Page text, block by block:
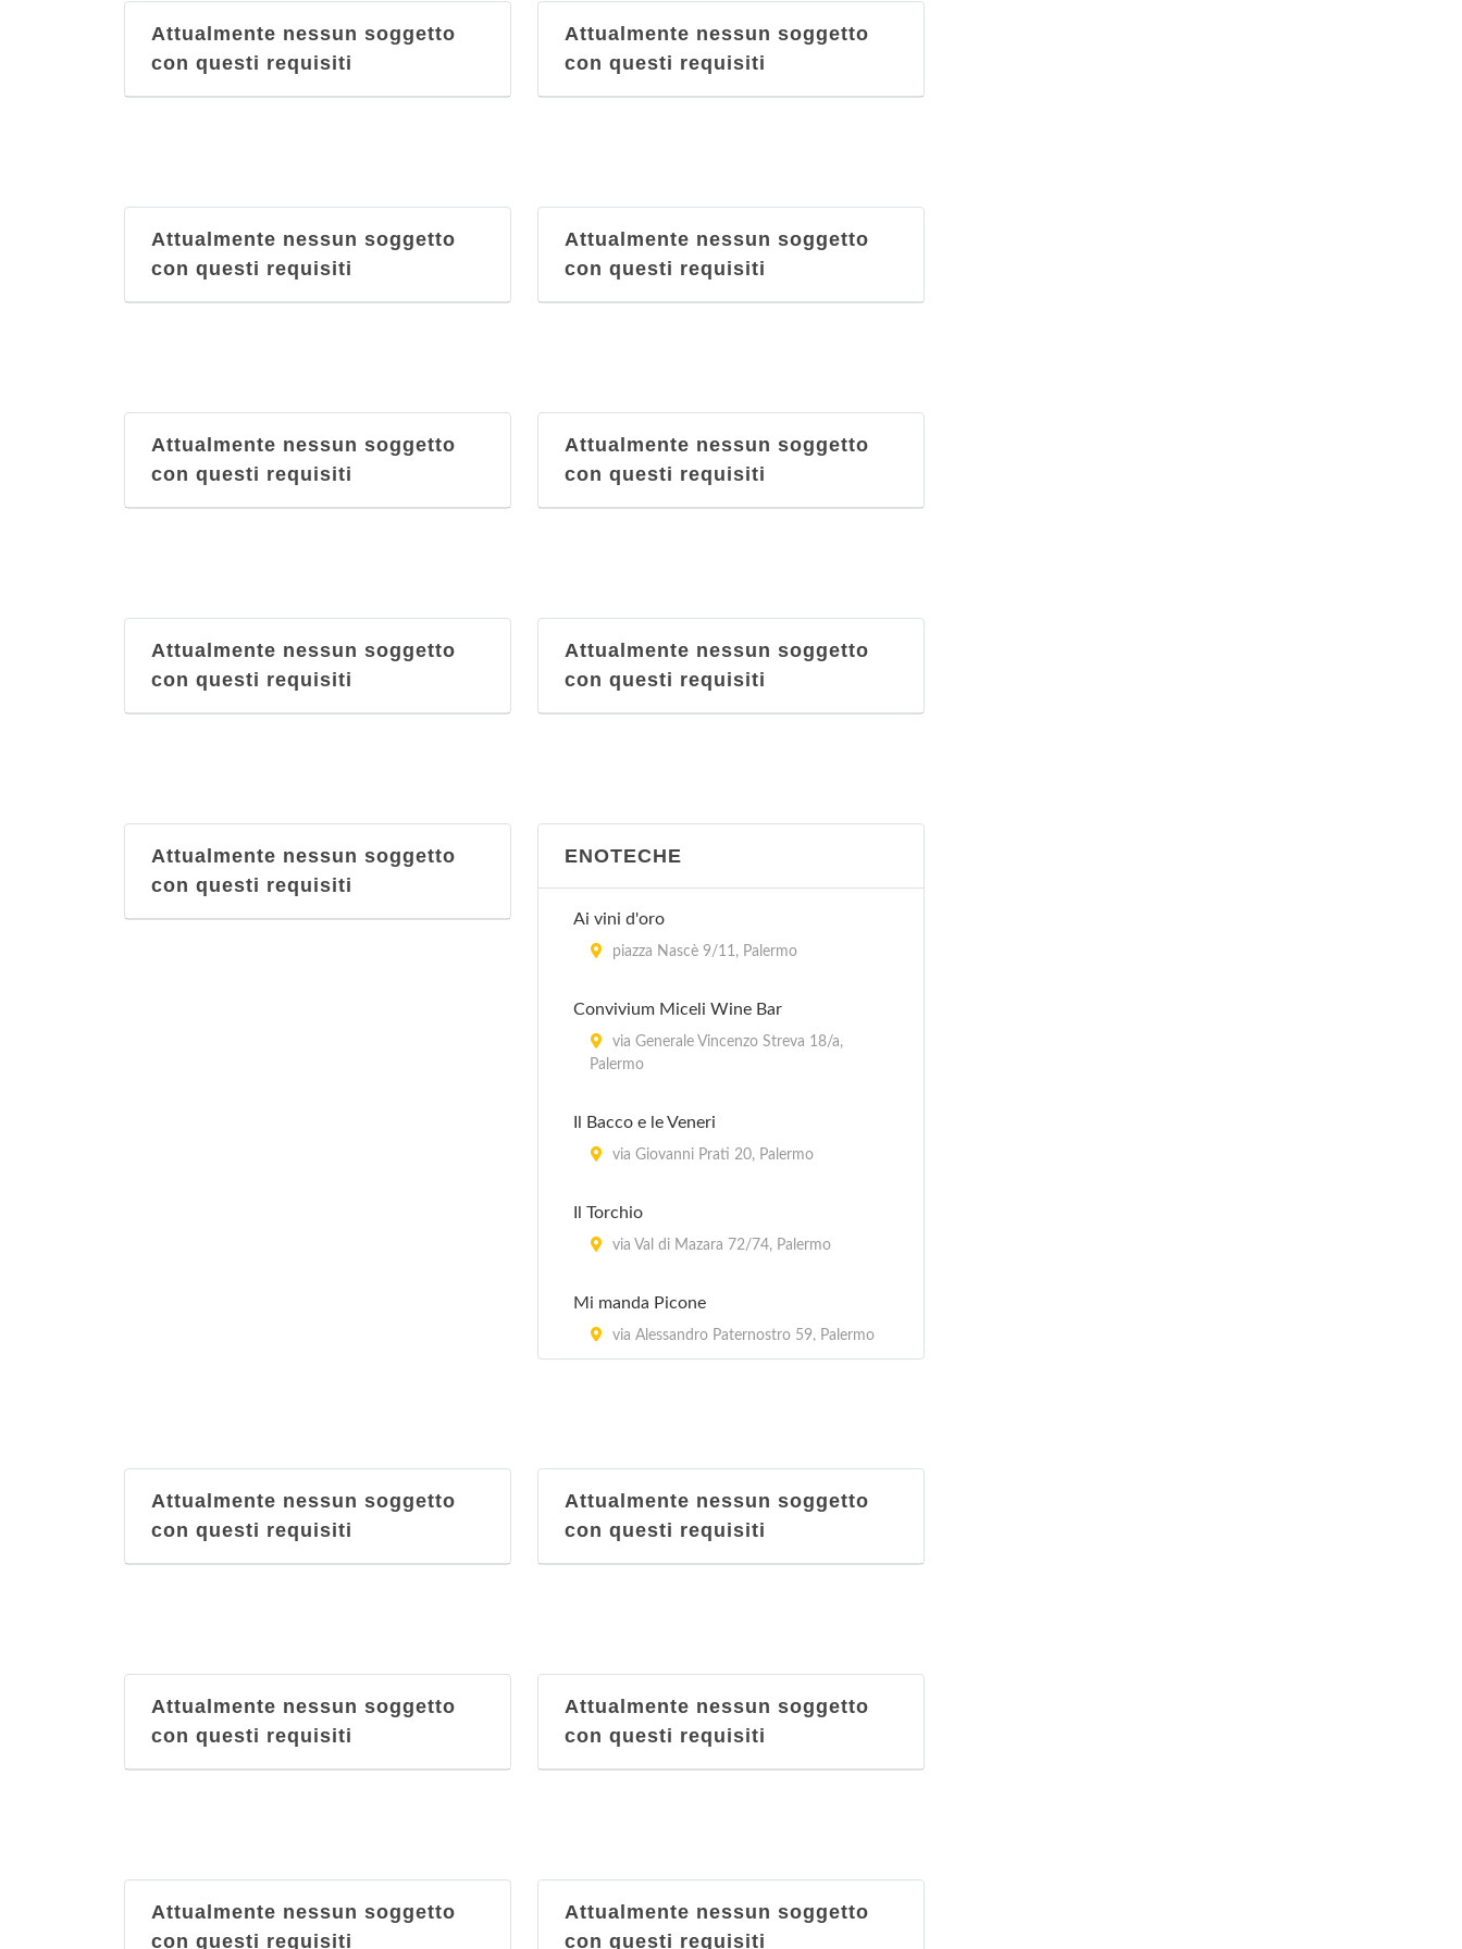
Attualmente nessun soggetto
con questi requisiti
Attualmente nessun soggetto
con questi requisiti
Attualmente nessun soggetto
con questi requisiti
Attualmente nessun soggetto
con questi requisiti
Attualmente nessun soggetto
con questi requisiti
Attualmente nessun soggetto
con questi requisiti
Attualmente nessun soggetto
con questi requisiti
Attualmente nessun soggetto
con questi requisiti
Attualmente nessun soggetto
con questi requisiti
ENOTECHE
Ai vini d'oro
piazza Nascè 9/11, Palermo
Convivium Miceli Wine Bar
via Generale Vincenzo Streva 18/a,
Palermo
Il Bacco e le Veneri
via Giovanni Prati 20, Palermo
Il Torchio
via Val di Mazara 72/74, Palermo
Mi manda Picone
via Alessandro Paternostro 59, Palermo
via Ludovico Ariosto 11 a, Palermo
Via Sammartino 29, Palermo
Attualmente nessun soggetto
con questi requisiti
Attualmente nessun soggetto
con questi requisiti
Attualmente nessun soggetto
con questi requisiti
Attualmente nessun soggetto
con questi requisiti
Attualmente nessun soggetto
con questi requisiti
Attualmente nessun soggetto
con questi requisiti